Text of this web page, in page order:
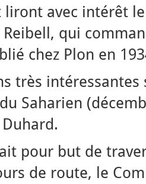
liront avec intérêt
qui
chez Plon en
très
Saharien
pour but de
de route, le